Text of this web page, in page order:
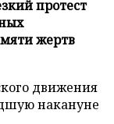
протест
жертв
движения
накануне